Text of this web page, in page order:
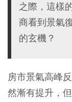
之際，這樣
商看到景氣
的玄機？
房市景氣高峰
然漸有提升，